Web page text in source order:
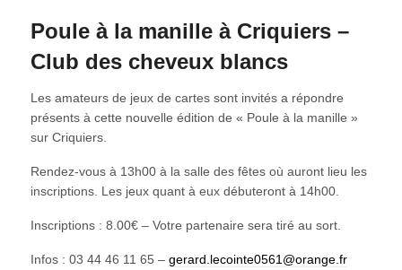
Poule à la manille à Criquiers –
Club des cheveux blancs
Les amateurs de jeux de cartes sont invités a répondre
présents à cette nouvelle édition de « Poule à la manille »
sur Criquiers.
Rendez-vous à 13h00 à la salle des fêtes où auront lieu les
inscriptions. Les jeux quant à eux débuteront à 14h00.
Inscriptions : 8.00€ – Votre partenaire sera tiré au sort.
Infos : 03 44 46 11 65 – gerard.lecointe0561@orange.fr